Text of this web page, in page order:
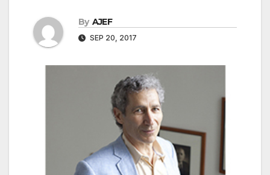
By AJEF
SEP 20, 2017